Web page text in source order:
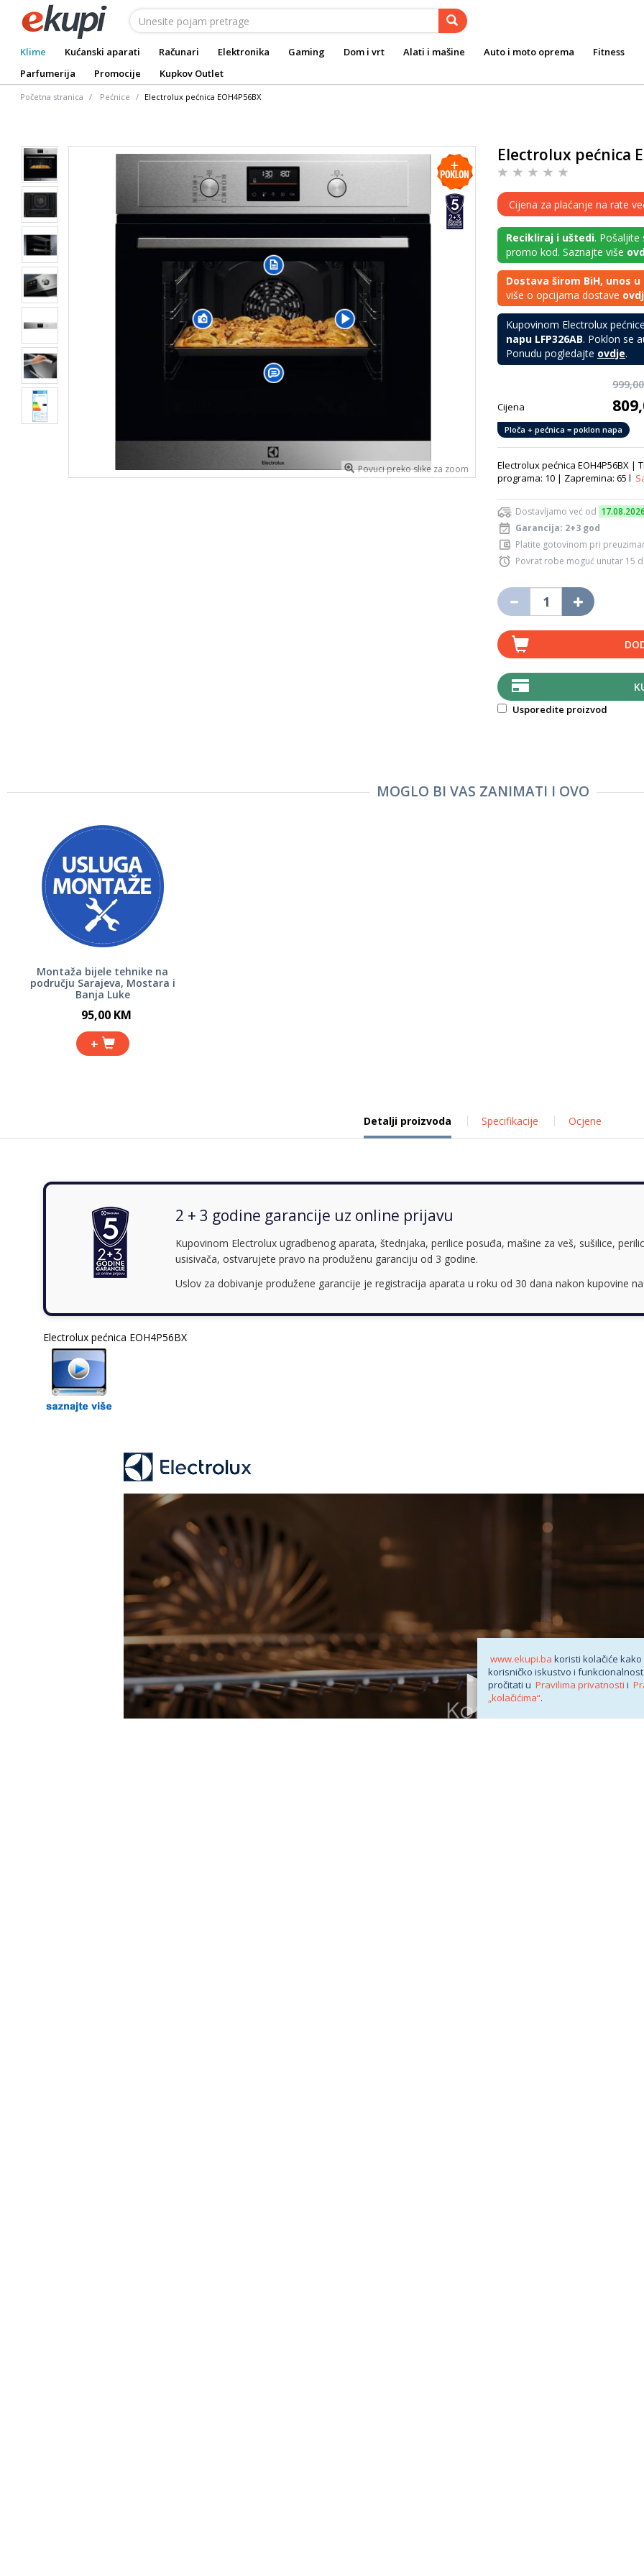
www.ekupi.ba koristi kolačiće
korisničko iskustvo i
pročitati u Pravilima privatnosti i
„kolačićima“.
Klime Kućanski aparati Računari Elektronika Gaming Dom i vrt Alati i mašine Auto i moto oprema Fitness
Parfumerija
Promocije Kupkov Outlet
Početna stranica Pećnice Electrolux pećnica EOH4P56BX
Povuci preko slike za zoom
Electrolux pećnica
Cijena za plaćanje na rate
Recikliraj i uštedi.
promo kod. Saznajte više
Dostava širom BiH, unos
više o opcijama dostave
Kupovinom Electrolux
napu LFP326AB. Poklon se
Ponudu pogledajte ovdje.
Cijena
Ploča + pećnica = poklon napa
Electrolux pećnica EOH4P56BX
programa: 10 | Zapremina: 65 l
Dostavljamo već od
Garancija: 2+3 god
Platite gotovinom pri
Povrat robe moguć unutar 15
Usporedite proizvod
MOGLO BI VAS ZANIMATI I OVO
Montaža bijele tehnike na
području Sarajeva, Mostara i
Banja Luke
95,00 KM
+
Detalji proizvoda Specifikacije Ocjene
2 + 3 godine garancije uz online prijavu
Kupovinom Electrolux ugradbenog aparata, štednjaka, perilice posuđa, mašine za veš, sušilice,
usisivača, ostvarujete pravo na produženu garanciju od 3 godine.
Uslov za dobivanje produžene garancije je registracija aparata u roku od 30 dana nakon kupovine
Electrolux pećnica EOH4P56BX